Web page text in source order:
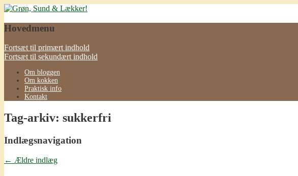
Grøn, Sund & Lækker!
Hovedmenu
Fortsæt til primært indhold
Fortsæt til sekundært indhold
Om bloggen
Om kokken
Praktisk info
Kontakt
Tag-arkiv: sukkerfri
Indlægsnavigation
← Ældre indlæg